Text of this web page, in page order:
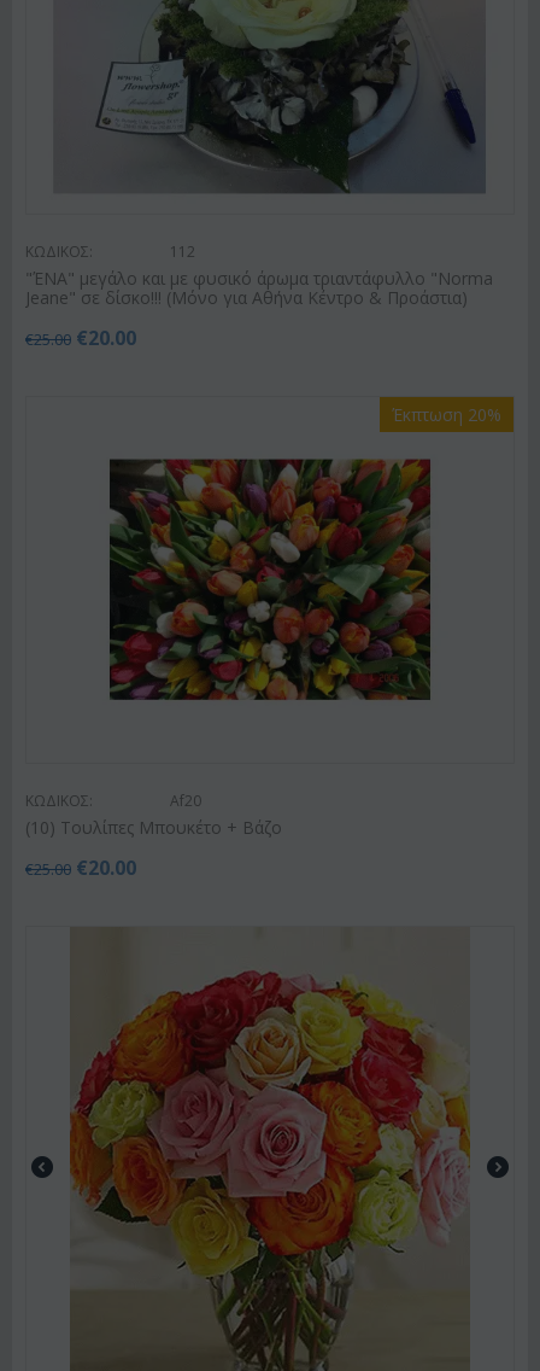
ΚΩΔΙΚΟΣ: 112
"ΈΝΑ" μεγάλο και με φυσικό άρωμα τριαντάφυλλο "Norma
Jeane" σε δίσκο!!! (Μόνο για Αθήνα Κέντρο & Προάστια)
€25.00 €20.00
Έκπτωση 20%
ΚΩΔΙΚΟΣ: Af20
(10) Τουλίπες Μπουκέτο + Βάζο
€25.00 €20.00